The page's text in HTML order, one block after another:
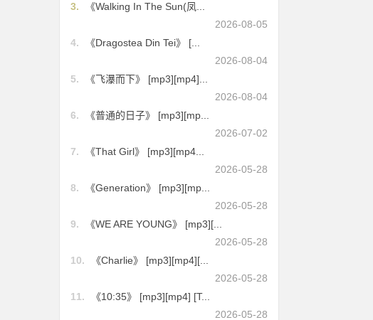
3.
《Walking In The Sun(凤...
2026-08-05
4.
《Dragostea Din Tei》 [...
2026-08-04
5.
《飞瀑而下》 [mp3][mp4]...
2026-08-04
6.
《普通的日子》 [mp3][mp...
2026-07-02
7.
《That Girl》 [mp3][mp4...
2026-05-28
8.
《Generation》 [mp3][mp...
2026-05-28
9.
《WE ARE YOUNG》 [mp3][...
2026-05-28
10.
《Charlie》 [mp3][mp4][...
2026-05-28
11.
《10:35》 [mp3][mp4] [T...
2026-05-28